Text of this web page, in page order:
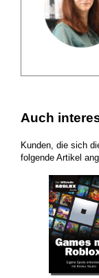
Auch
Kunden, die sich
folgende Artikel